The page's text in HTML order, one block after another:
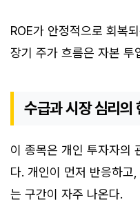
ROE가 안정적으로 회복
장기 주가 흐름은 자본 투
수급과 시장 심리의
이 종목은 개인 투자자의
다. 개인이 먼저 반응하고
는 구간이 자주 나온다.